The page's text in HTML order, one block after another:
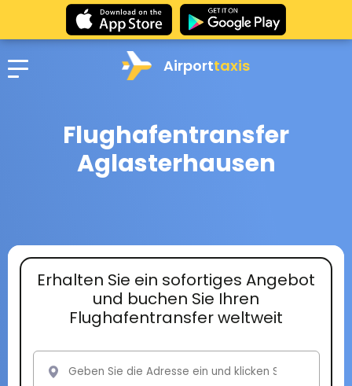
Airporttaxis
Flughafentransfer
Aglasterhausen
Erhalten Sie ein sofortiges Angebot
und buchen Sie Ihren
Flughafentransfer weltweit